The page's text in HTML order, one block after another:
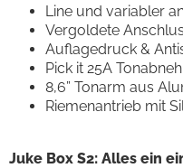
Line und variabler
Vergoldete
Auflagedruck &
Pick it 25A
8,6” Tonarm aus
Riemenantrieb mit
Juke Box S2: Alles ein